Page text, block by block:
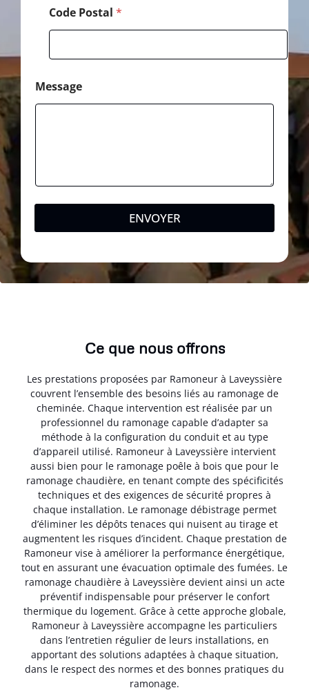
Code Postal *
Message
ENVOYER
Ce que nous offrons
Les prestations proposées par Ramoneur à Laveyssière
couvrent l’ensemble des besoins liés au ramonage de
cheminée. Chaque intervention est réalisée par un
professionnel du ramonage capable d’adapter sa
méthode à la configuration du conduit et au type
d’appareil utilisé. Ramoneur à Laveyssière intervient
aussi bien pour le ramonage poêle à bois que pour le
ramonage chaudière, en tenant compte des spécificités
techniques et des exigences de sécurité propres à
chaque installation. Le ramonage débistrage permet
d’éliminer les dépôts tenaces qui nuisent au tirage et
augmentent les risques d’incident. Chaque prestation de
Ramoneur vise à améliorer la performance énergétique,
tout en assurant une évacuation optimale des fumées. Le
ramonage chaudière à Laveyssière devient ainsi un acte
préventif indispensable pour préserver le confort
thermique du logement. Grâce à cette approche globale,
Ramoneur à Laveyssière accompagne les particuliers
dans l’entretien régulier de leurs installations, en
apportant des solutions adaptées à chaque situation,
dans le respect des normes et des bonnes pratiques du
ramonage.